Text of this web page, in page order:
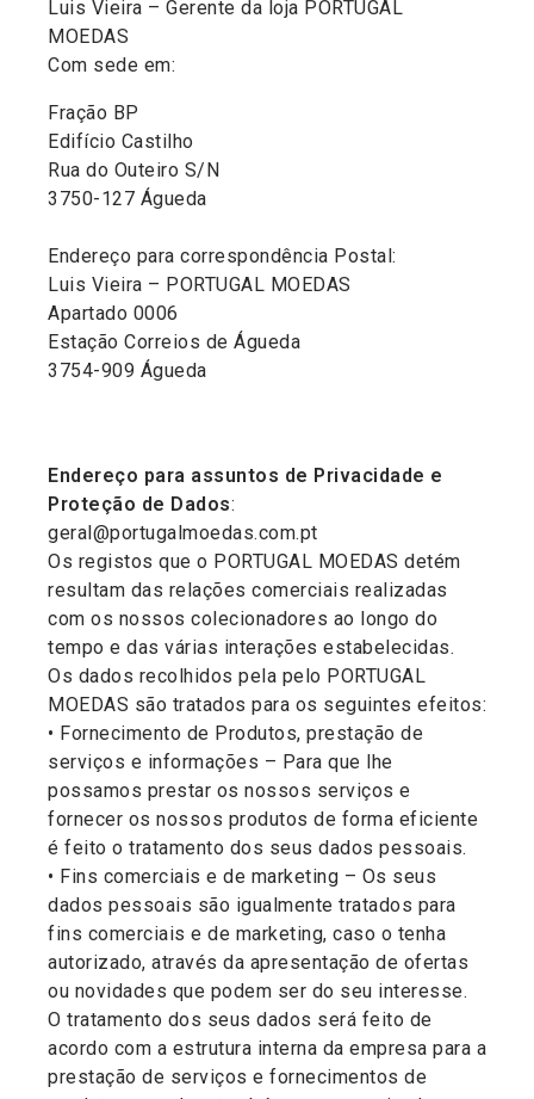
Luis Vieira – Gerente da loja PORTUGAL
MOEDAS
Com sede em:
Fração BP
Edifício Castilho
Rua do Outeiro S/N
3750-127 Águeda
Endereço para correspondência Postal:
Luis Vieira – PORTUGAL MOEDAS
Apartado 0006
Estação Correios de Águeda
3754-909 Águeda
Endereço para assuntos de Privacidade e
Proteção de Dados:
geral@portugalmoedas.com.pt
Os registos que o PORTUGAL MOEDAS detém
resultam das relações comerciais realizadas
com os nossos colecionadores ao longo do
tempo e das várias interações estabelecidas.
Os dados recolhidos pela pelo PORTUGAL
MOEDAS são tratados para os seguintes efeitos:
• Fornecimento de Produtos, prestação de
serviços e informações – Para que lhe
possamos prestar os nossos serviços e
fornecer os nossos produtos de forma eficiente
é feito o tratamento dos seus dados pessoais.
• Fins comerciais e de marketing – Os seus
dados pessoais são igualmente tratados para
fins comerciais e de marketing, caso o tenha
autorizado, através da apresentação de ofertas
ou novidades que podem ser do seu interesse.
O tratamento dos seus dados será feito de
acordo com a estrutura interna da empresa para a
prestação de serviços e fornecimentos de